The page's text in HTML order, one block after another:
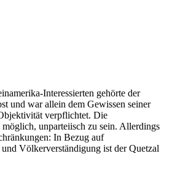
Interessierten gehörte der
und war allein dem Gewissen seiner
verpflichtet. Die
unparteiisch zu sein. Allerdings
In Bezug auf
Völkerverständigung ist der Quetzal